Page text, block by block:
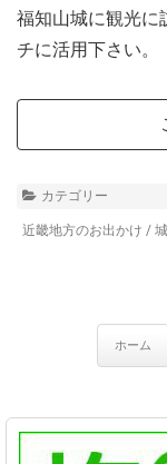
福知山城に観光に
チに活用下さい。
カテゴリー
近畿地方のお出かけ /
ホーム